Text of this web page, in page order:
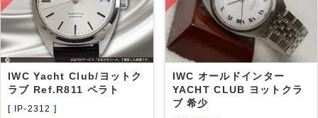
IWC Yacht Club/ヨットク
ラブ Ref.R811 ペラト
[ IP-2312 ]
IWC オールドインター
YACHT CLUB ヨットクラ
ブ 希少